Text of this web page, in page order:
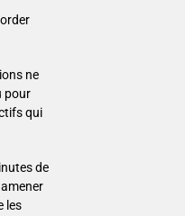
ne
pour
qui
de
les